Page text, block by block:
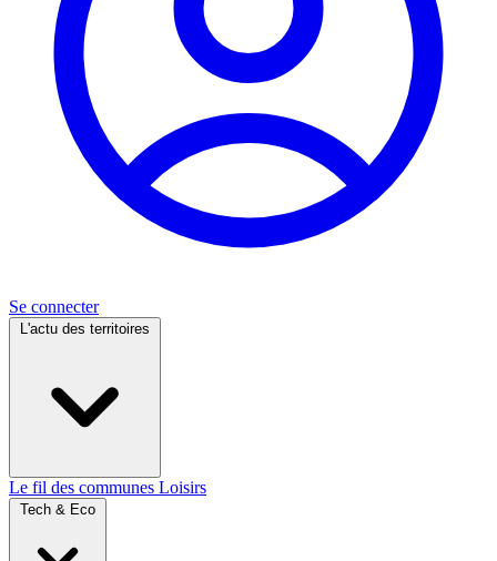
Se connecter
L'actu des territoires
Le fil des communes Loisirs
Tech & Eco